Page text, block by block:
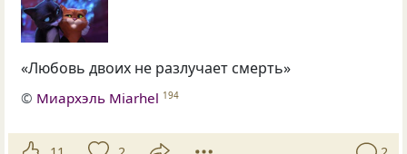
«Любовь двоих не разлучает смерть»
© Миархэль Miarhel 194